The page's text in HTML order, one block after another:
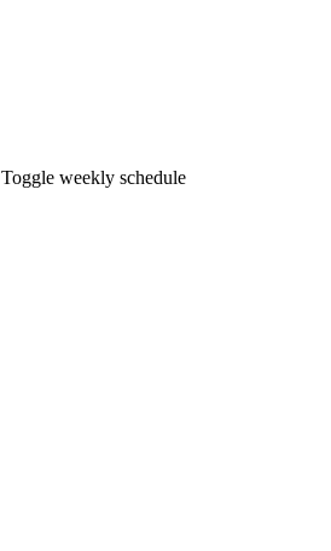
Toggle weekly schedule